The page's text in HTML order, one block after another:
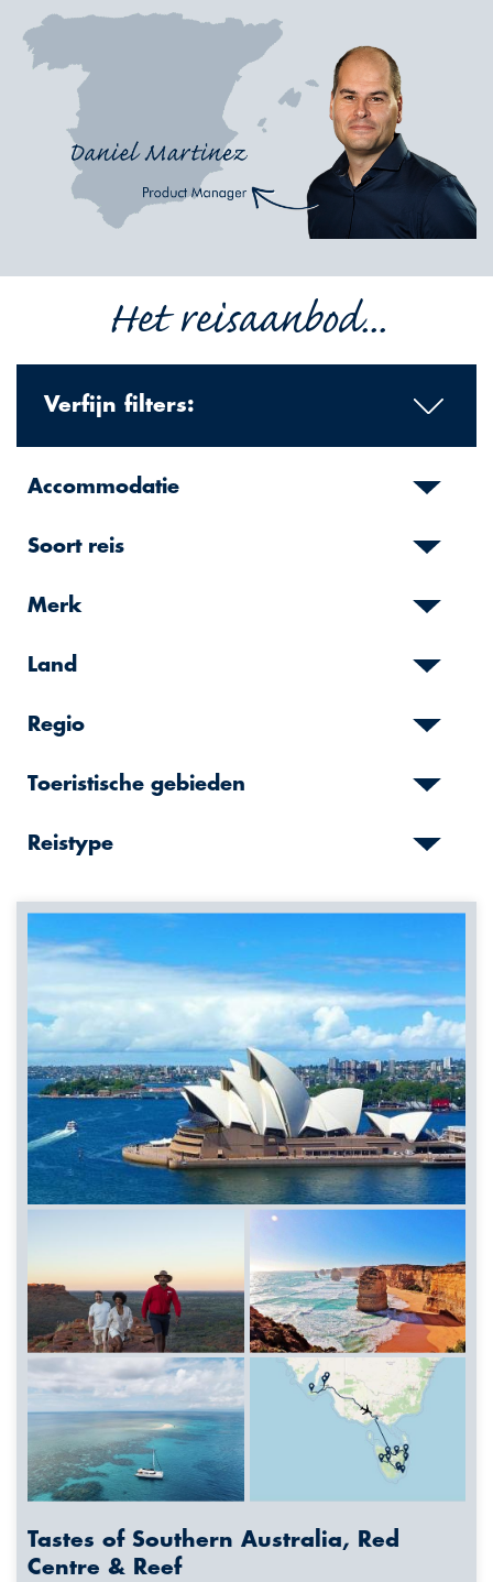
Het reisaanbod...
Verfijn filters:
Accommodatie
Soort reis
Merk
Land
Regio
Toeristische gebieden
Reistype
Tastes of Southern Australia, Red
Centre & Reef